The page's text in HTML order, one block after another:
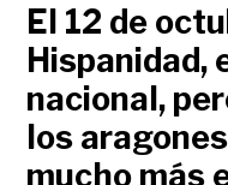
El 12 de
Hispanidad,
nacional,
los
mucho más